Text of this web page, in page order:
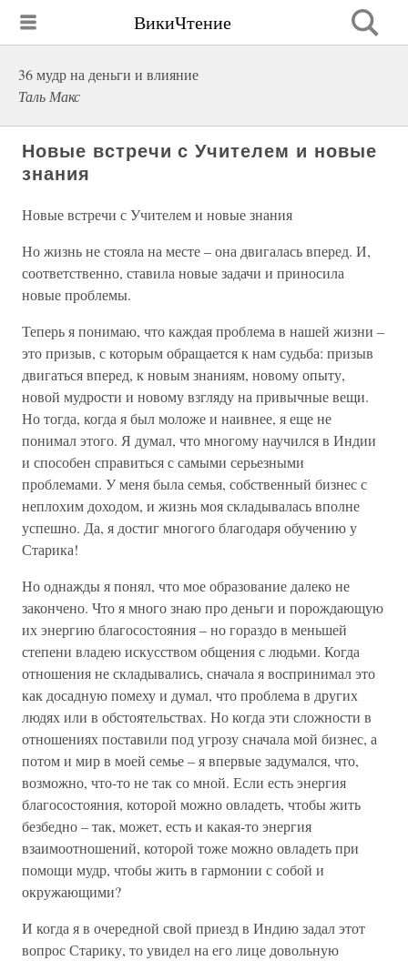
ВикиЧтение
36 мудр на деньги и влияние
Таль Макс
Новые встречи с Учителем и новые
знания
Новые встречи с Учителем и новые знания
Но жизнь не стояла на месте – она двигалась вперед. И,
соответственно, ставила новые задачи и приносила
новые проблемы.
Теперь я понимаю, что каждая проблема в нашей жизни –
это призыв, с которым обращается к нам судьба: призыв
двигаться вперед, к новым знаниям, новому опыту,
новой мудрости и новому взгляду на привычные вещи.
Но тогда, когда я был моложе и наивнее, я еще не
понимал этого. Я думал, что многому научился в Индии
и способен справиться с самыми серьезными
проблемами. У меня была семья, собственный бизнес с
неплохим доходом, и жизнь моя складывалась вполне
успешно. Да, я достиг многого благодаря обучению у
Старика!
Но однажды я понял, что мое образование далеко не
закончено. Что я много знаю про деньги и порождающую
их энергию благосостояния – но гораздо в меньшей
степени владею искусством общения с людьми. Когда
отношения не складывались, сначала я воспринимал это
как досадную помеху и думал, что проблема в других
людях или в обстоятельствах. Но когда эти сложности в
отношениях поставили под угрозу сначала мой бизнес, а
потом и мир в моей семье – я впервые задумался, что,
возможно, что-то не так со мной. Если есть энергия
благосостояния, которой можно овладеть, чтобы жить
безбедно – так, может, есть и какая-то энергия
взаимоотношений, которой тоже можно овладеть при
помощи мудр, чтобы жить в гармонии с собой и
окружающими?
И когда я в очередной свой приезд в Индию задал этот
вопрос Старику, то увидел на его лице довольную